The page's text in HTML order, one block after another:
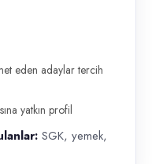
eden adaylar tercih
yatkın profil
SGK, yemek,